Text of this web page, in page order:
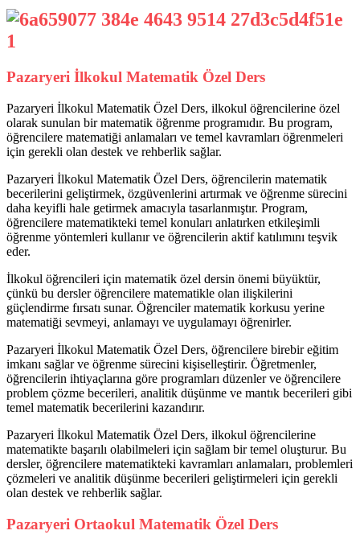
Pazaryeri İlkokul Matematik Özel Ders
Pazaryeri İlkokul Matematik Özel Ders, ilkokul öğrencilerine özel
olarak sunulan bir matematik öğrenme programıdır. Bu program,
öğrencilere matematiği anlamaları ve temel kavramları öğrenmeleri
için gerekli olan destek ve rehberlik sağlar.
Pazaryeri İlkokul Matematik Özel Ders, öğrencilerin matematik
becerilerini geliştirmek, özgüvenlerini artırmak ve öğrenme sürecini
daha keyifli hale getirmek amacıyla tasarlanmıştır. Program,
öğrencilere matematikteki temel konuları anlatırken etkileşimli
öğrenme yöntemleri kullanır ve öğrencilerin aktif katılımını teşvik
eder.
İlkokul öğrencileri için matematik özel dersin önemi büyüktür,
çünkü bu dersler öğrencilere matematikle olan ilişkilerini
güçlendirme fırsatı sunar. Öğrenciler matematik korkusu yerine
matematiği sevmeyi, anlamayı ve uygulamayı öğrenirler.
Pazaryeri İlkokul Matematik Özel Ders, öğrencilere birebir eğitim
imkanı sağlar ve öğrenme sürecini kişiselleştirir. Öğretmenler,
öğrencilerin ihtiyaçlarına göre programları düzenler ve öğrencilere
problem çözme becerileri, analitik düşünme ve mantık becerileri gibi
temel matematik becerilerini kazandırır.
Pazaryeri İlkokul Matematik Özel Ders, ilkokul öğrencilerine
matematikte başarılı olabilmeleri için sağlam bir temel oluşturur. Bu
dersler, öğrencilere matematikteki kavramları anlamaları, problemleri
çözmeleri ve analitik düşünme becerileri geliştirmeleri için gerekli
olan destek ve rehberlik sağlar.
Pazaryeri Ortaokul Matematik Özel Ders